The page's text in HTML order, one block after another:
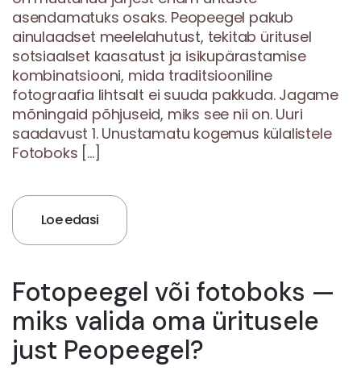
asendamatuks osaks. Peopeegel pakub
ainulaadset meelelahutust, tekitab üritusel
sotsiaalset kaasatust ja isikupärastamise
kombinatsiooni, mida traditsiooniline
fotograafia lihtsalt ei suuda pakkuda. Jagame
mõningaid põhjuseid, miks see nii on. Uuri
saadavust 1. Unustamatu kogemus külalistele
Fotoboks […]
Loe edasi
Fotopeegel või fotoboks —
miks valida oma üritusele
just Peopeegel?